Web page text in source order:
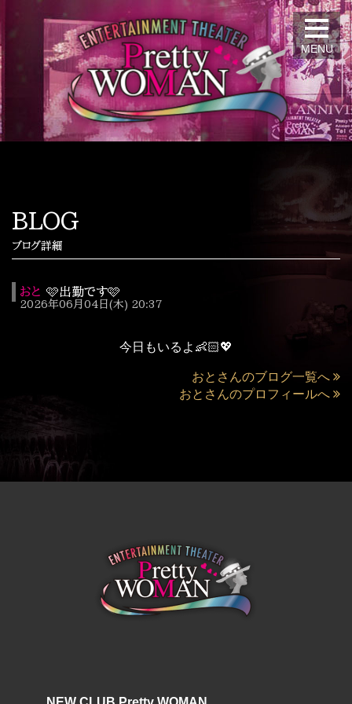
MENU
BLOG
ブログ詳細
おと 🩷出勤です🩷
2026年06月04日(木) 20:37
今日もいるよ👶🏻💖
おとさんのブログ一覧へ
おとさんのプロフィールへ